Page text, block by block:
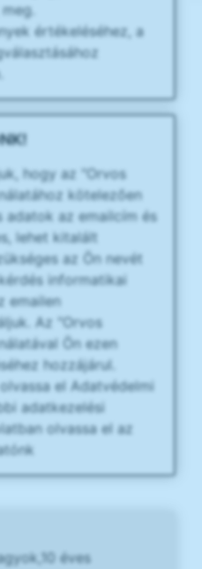
értékeléséhez, a
hogy az "Orvos
kötelezően
adatok az emailcím és
lehet kitalált
az Ön nevét
informatikai
emailen
Az "Orvos
Ön ezen
hozzájárul.
el Adatvédelmi
adatkezelési
olvassa el az
éves